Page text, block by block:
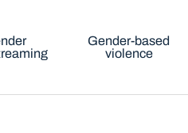
Gender-based
violence